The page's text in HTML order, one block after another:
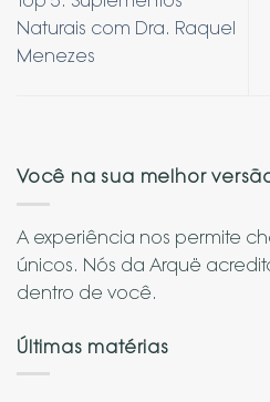
Naturais com Dra. Raquel
Menezes
Você na sua melhor
A experiência nos permite
únicos. Nós da Arquë
dentro de você.
Últimas matérias